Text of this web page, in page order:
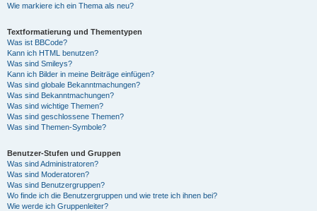
Wie markiere ich ein Thema als neu?
Textformatierung und Thementypen
Was ist BBCode?
Kann ich HTML benutzen?
Was sind Smileys?
Kann ich Bilder in meine Beiträge einfügen?
Was sind globale Bekanntmachungen?
Was sind Bekanntmachungen?
Was sind wichtige Themen?
Was sind geschlossene Themen?
Was sind Themen-Symbole?
Benutzer-Stufen und Gruppen
Was sind Administratoren?
Was sind Moderatoren?
Was sind Benutzergruppen?
Wo finde ich die Benutzergruppen und wie trete ich ihnen bei?
Wie werde ich Gruppenleiter?